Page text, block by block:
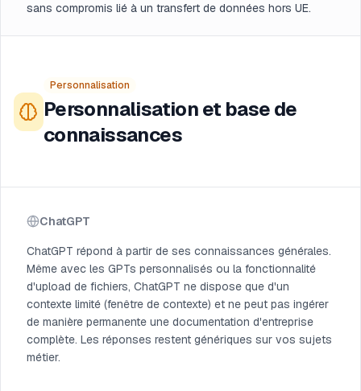
sans compromis lié à un transfert de données hors UE.
Personnalisation
Personnalisation et base de
connaissances
ChatGPT
ChatGPT répond à partir de ses connaissances générales.
Même avec les GPTs personnalisés ou la fonctionnalité
d'upload de fichiers, ChatGPT ne dispose que d'un
contexte limité (fenêtre de contexte) et ne peut pas ingérer
de manière permanente une documentation d'entreprise
complète. Les réponses restent génériques sur vos sujets
métier.